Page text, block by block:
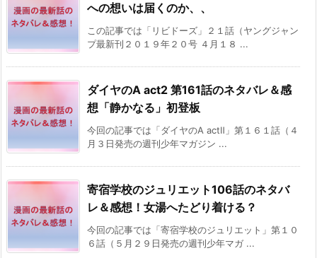
への想いは届くのか、、
この記事では「リビドーズ」２１話（ヤングジャン
プ最新刊２０１９年２０号 ４月１８ ...
ダイヤのA act2 第161話のネタバレ＆感
想「静かなる」初登板
今回の記事では「ダイヤのA actⅡ」第１６１話（４
月３日発売の週刊少年マガジン ...
寄宿学校のジュリエット106話のネタバ
レ＆感想！女湯へたどり着ける？
今回の記事では「寄宿学校のジュリエット」第１０
６話（５月２９日発売の週刊少年マガ ...